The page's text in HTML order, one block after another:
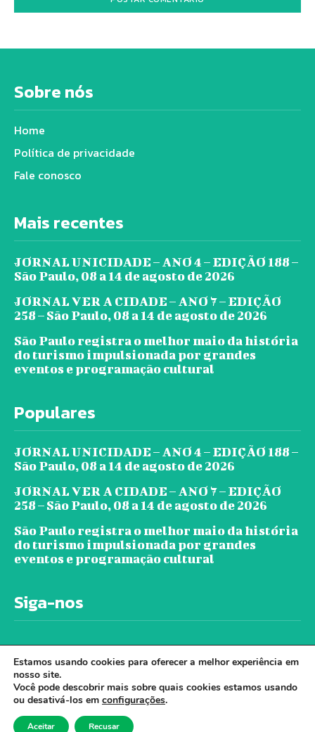
Sobre nós
Home
Política de privacidade
Fale conosco
Mais recentes
JORNAL UNICIDADE – ANO 4 – EDIÇÃO 188 –
São Paulo, 08 a 14 de agosto de 2026
JORNAL VER A CIDADE – ANO 7 – EDIÇÃO
258 – São Paulo, 08 a 14 de agosto de 2026
São Paulo registra o melhor maio da história
do turismo impulsionada por grandes
eventos e programação cultural
Populares
JORNAL UNICIDADE – ANO 4 – EDIÇÃO 188 –
São Paulo, 08 a 14 de agosto de 2026
JORNAL VER A CIDADE – ANO 7 – EDIÇÃO
258 – São Paulo, 08 a 14 de agosto de 2026
São Paulo registra o melhor maio da história
do turismo impulsionada por grandes
eventos e programação cultural
Siga-nos
© Jornal Ver A Cidade - Todos os direitos
Estamos usando cookies para oferecer a melhor experiência em
nosso site.
Você pode descobrir mais sobre quais cookies estamos usando
ou desativá-los em configurações.
Aceitar Recusar